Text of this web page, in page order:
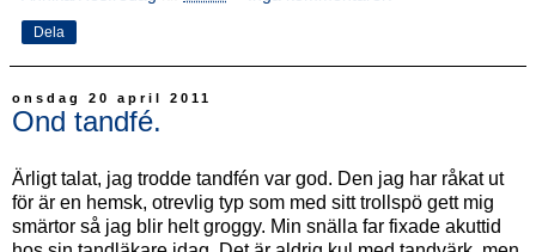
Dela
onsdag 20 april 2011
Ond tandfé.
Ärligt talat, jag trodde tandfén var god. Den jag har råkat ut
för är en hemsk, otrevlig typ som med sitt trollspö gett mig
smärtor så jag blir helt groggy. Min snälla far fixade akuttid